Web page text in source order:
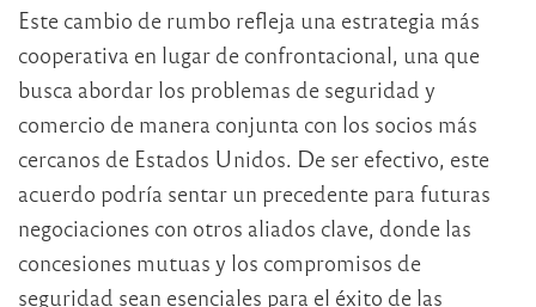
Este cambio de rumbo refleja una estrategia más
cooperativa en lugar de confrontacional, una que
busca abordar los problemas de seguridad y
comercio de manera conjunta con los socios más
cercanos de Estados Unidos. De ser efectivo, este
acuerdo podría sentar un precedente para futuras
negociaciones con otros aliados clave, donde las
concesiones mutuas y los compromisos de
seguridad sean esenciales para el éxito de las